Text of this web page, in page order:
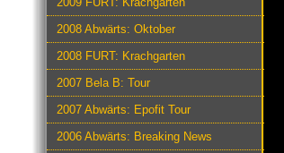
2008 Abwärts: Oktober
2008 FURT: Krachgarten
2007 Bela B: Tour
2007 Abwärts: Epofit Tour
2006 Abwärts: Breaking News